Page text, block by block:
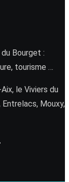
Bourget :
tourisme …
le Viviers du
Mouxy,